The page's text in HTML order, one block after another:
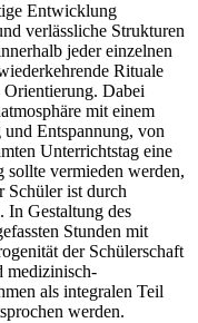
Entwicklung
verlässliche Strukturen
jeder einzelnen
Rituale
Dabei
mit einem
Entspannung, von
Unterrichtstag eine
sollte vermieden werden,
Schüler ist durch
In Gestaltung des
Stunden mit
der Schülerschaft
medizinisch-
als integralen Teil
werden.